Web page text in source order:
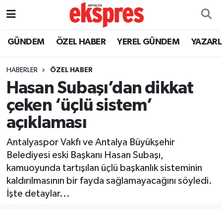
GÜNDEM ÖZEL HABER YEREL GÜNDEM
HABERLER ÖZEL HABER
Hasan Subaşı’dan dikkat
çeken ‘üçlü sistem’
açıklaması
Antalyaspor Vakfı ve Antalya Büyükşehir
Belediyesi eski Başkanı Hasan Subaşı,
kamuoyunda tartışılan üçlü başkanlık sisteminin
kaldırılmasının bir fayda sağlamayacağını söyledi.
İşte detaylar...
ÖZEL HABER
YEREL GÜNDEM
EKONOMİ
KÜLTÜR - SANAT
SİYASET
Nöbetçi Eczaneler
Trafik Durumu
Süper Lig Puan Durumu ve Fikstür
Tüm Manşetler
Son Dakika Haberleri
Haber Arşivi